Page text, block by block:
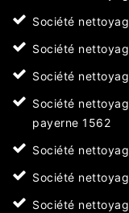
Société
Société
Société
Société
payerne 1562
Société
Société
Société